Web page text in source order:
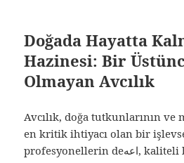
Doğada Hayatta
Hazinesi: Bir
Olmayan Avcılık
Avcılık, doğa tutkunlarının ve
en kritik ihtiyacı olan bir
profesyonellerin deاعه, kaliteli bir çakı seçiminin